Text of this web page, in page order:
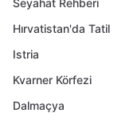
Seyahat Rehberi
Hırvatistan'da Tatil
Istria
Kvarner Körfezi
Dalmaçya